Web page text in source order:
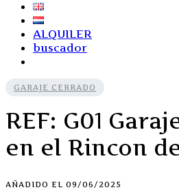
ALQUILER
buscador
GARAJE CERRADO
REF: G01
en el Rincon
AÑADIDO EL 09/06/2025